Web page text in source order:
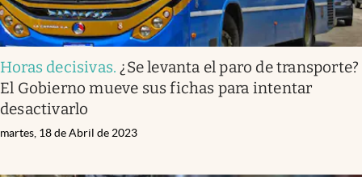
Horas decisivas. ¿Se levanta el paro de transporte?
El Gobierno mueve sus fichas para intentar
desactivarlo
martes, 18 de Abril de 2023